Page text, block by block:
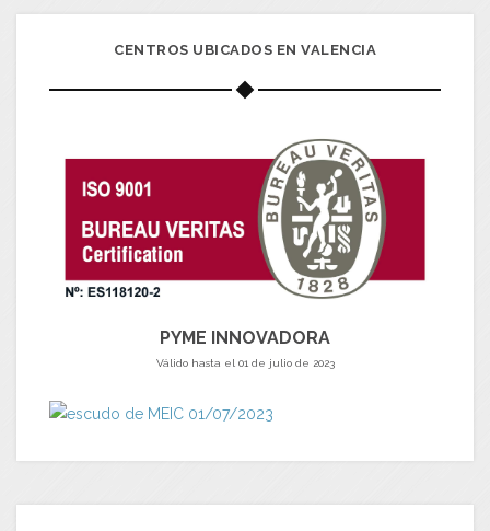
CENTROS UBICADOS EN VALENCIA
PYME INNOVADORA
Válido hasta el 01 de julio de 2023